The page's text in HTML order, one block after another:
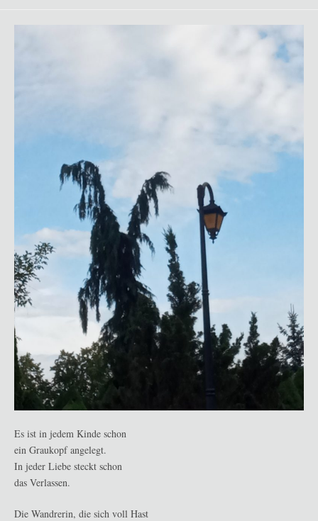
Es ist in jedem Kinde schon
ein Graukopf angelegt.
In jeder Liebe steckt schon
das Verlassen.
Die Wandrerin, die sich voll Hast